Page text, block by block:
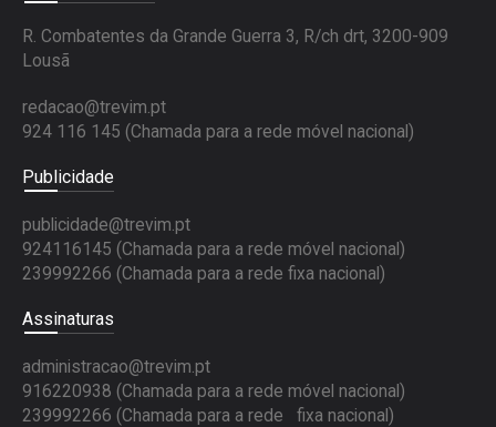
R. Combatentes da Grande Guerra 3, R/ch drt, 3200-909
Lousã
redacao@trevim.pt
924 116 145 (Chamada para a rede móvel nacional)
Publicidade
publicidade@trevim.pt
924116145 (Chamada para a rede móvel nacional)
239992266 (Chamada para a rede fixa nacional)
Assinaturas
administracao@trevim.pt
916220938 (Chamada para a rede móvel nacional)
239992266 (Chamada para a rede fixa nacional)